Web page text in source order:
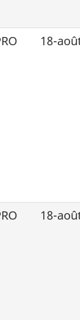
18-
18-